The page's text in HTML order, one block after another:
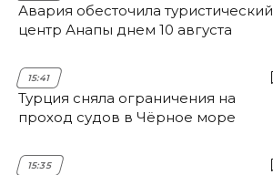
Авария обесточила туристический
центр Анапы днем 10 августа
15:41
Турция сняла ограничения на
проход судов в Чёрное море
15:35